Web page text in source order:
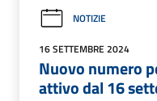
NOTIZIE
16 SETTEMBRE 2024
Nuovo numero
attivo dal 16